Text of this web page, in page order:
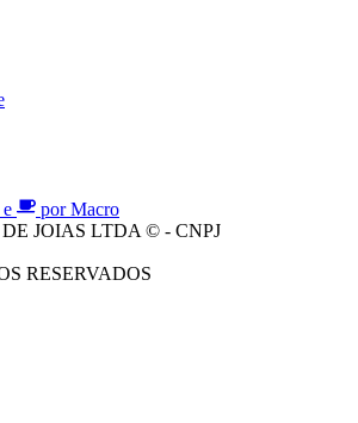
e
por Macro
JOIAS LTDA © - CNPJ
RESERVADOS